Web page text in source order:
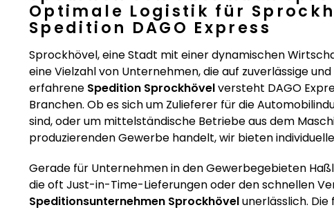
Optimale Logistik für
Spedition DAGO Express
Sprockhövel, eine Stadt mit einer dynamischen
eine Vielzahl von Unternehmen, die auf zuverlässige
erfahrene Spedition Sprockhövelversteht DAGO
Branchen. Ob es sich um Zulieferer für die
sind, oder um mittelständische Betriebe aus dem
produzierenden Gewerbe handelt, wir bieten
Gerade für Unternehmen in den Gewerbegebieten
die oft Just-in-Time-Lieferungen oder den schnellen
Speditionsunternehmen Sprockhövelunerlässlich.